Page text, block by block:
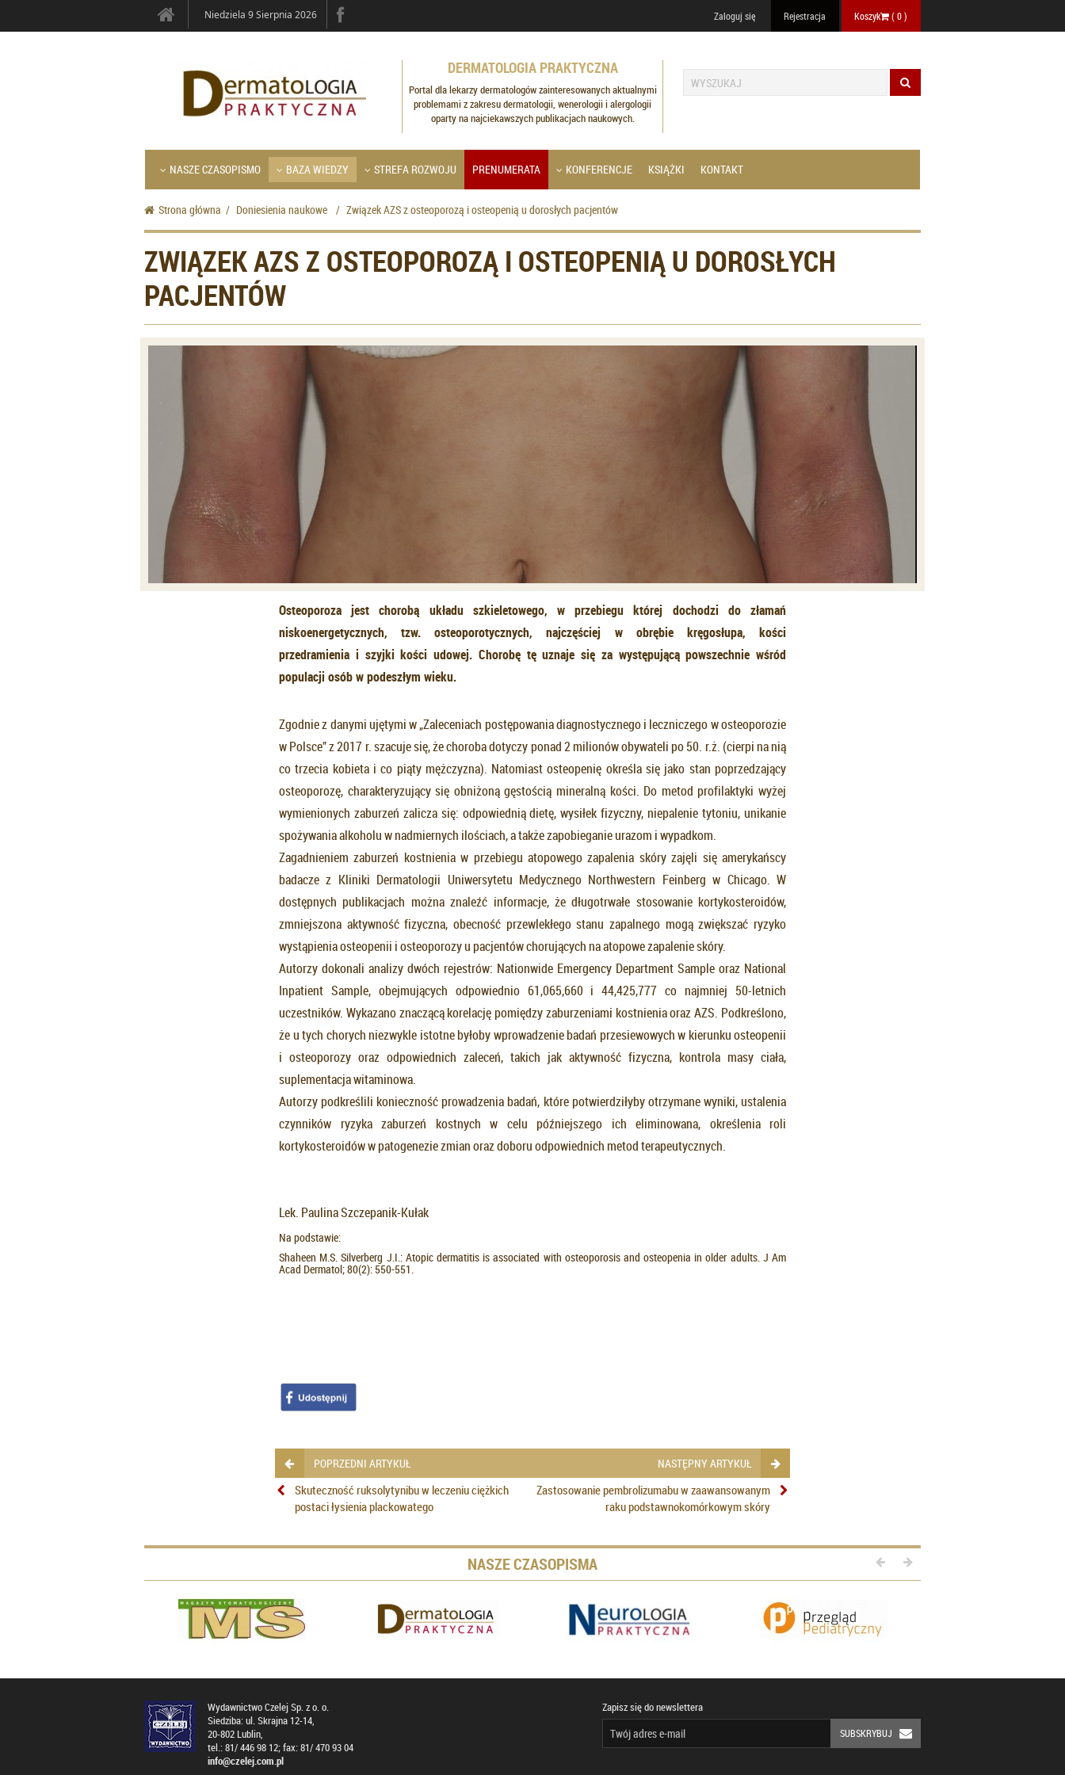
Niedziela 9 Sierpnia 2026 Zaloguj się Rejestracja Koszyk (0)
DERMATOLOGIA PRAKTYCZNA
Portal dla lekarzy dermatologów zainteresowanych aktualnymi
problemami z zakresu dermatologii, wenerologii i alergologii
oparty na najciekawszych publikacjach naukowych.
NASZE CZASOPISMO BAZA WIEDZY STREFA ROZWOJU PRENUMERATA KONFERENCJE KSIĄŻKI KONTAKT
Strona główna / Doniesienia naukowe / Związek AZS z osteoporozą i osteopenią u dorosłych pacjentów
ZWIĄZEK AZS Z OSTEOPOROZĄ I OSTEOPENIĄ U DOROSŁYCH
PACJENTÓW
Osteoporoza jest chorobą układu szkieletowego, w przebiegu której dochodzi do złamań
niskoenergetycznych, tzw. osteoporotycznych, najczęściej w obrębie kręgosłupa, kości
przedramienia i szyjki kości udowej. Chorobę tę uznaje się za występującą powszechnie wśród
populacji osób w podeszłym wieku.
Zgodnie z danymi ujętymi w „Zaleceniach postępowania diagnostycznego i leczniczego w osteoporozie
w Polsce” z 2017 r. szacuje się, że choroba dotyczy ponad 2 milionów obywateli po 50. r.ż. (cierpi na nią
co trzecia kobieta i co piąty mężczyzna). Natomiast osteopenię określa się jako stan poprzedzający
osteoporozę, charakteryzujący się obniżoną gęstością mineralną kości. Do metod profilaktyki wyżej
wymienionych zaburzeń zalicza się: odpowiednią dietę, wysiłek fizyczny, niepalenie tytoniu, unikanie
spożywania alkoholu w nadmiernych ilościach, a także zapobieganie urazom i wypadkom.
Zagadnieniem zaburzeń kostnienia w przebiegu atopowego zapalenia skóry zajęli się amerykańscy
badacze z Kliniki Dermatologii Uniwersytetu Medycznego Northwestern Feinberg w Chicago. W
dostępnych publikacjach można znaleźć informacje, że długotrwałe stosowanie kortykosteroidów,
zmniejszona aktywność fizyczna, obecność przewlekłego stanu zapalnego mogą zwiększać ryzyko
wystąpienia osteopenii i osteoporozy u pacjentów chorujących na atopowe zapalenie skóry.
Autorzy dokonali analizy dwóch rejestrów: Nationwide Emergency Department Sample oraz National
Inpatient Sample, obejmujących odpowiednio 61,065,660 i 44,425,777 co najmniej 50-letnich
uczestników. Wykazano znaczącą korelację pomiędzy zaburzeniami kostnienia oraz AZS. Podkreślono,
że u tych chorych niezwykle istotne byłoby wprowadzenie badań przesiewowych w kierunku osteopenii
i osteoporozy oraz odpowiednich zaleceń, takich jak aktywność fizyczna, kontrola masy ciała,
suplementacja witaminowa.
Autorzy podkreślili konieczność prowadzenia badań, które potwierdziłyby otrzymane wyniki, ustalenia
czynników ryzyka zaburzeń kostnych w celu późniejszego ich eliminowana, określenia roli
kortykosteroidów w patogenezie zmian oraz doboru odpowiednich metod terapeutycznych.
Lek. Paulina Szczepanik-Kułak
Na podstawie:
Shaheen M.S. Silverberg J.I.: Atopic dermatitis is associated with osteoporosis and osteopenia in older adults. J Am
Acad Dermatol; 80(2): 550-551.
POPRZEDNI ARTYKUŁ NASTĘPNY ARTYKUŁ
Skuteczność ruksolytynibu w leczeniu ciężkich
postaci łysienia plackowatego
Zastosowanie pembrolizumabu w zaawansowanym
raku podstawnokomórkowym skóry
NASZE CZASOPISMA
Wydawnictwo Czelej Sp. z o. o.
Siedziba: ul. Skrajna 12-14,
20-802 Lublin,
tel.: 81/ 446 98 12; fax: 81/ 470 93 04
info@czelej.com.pl
Zapisz się do newslettera
SUBSKRYBUJ